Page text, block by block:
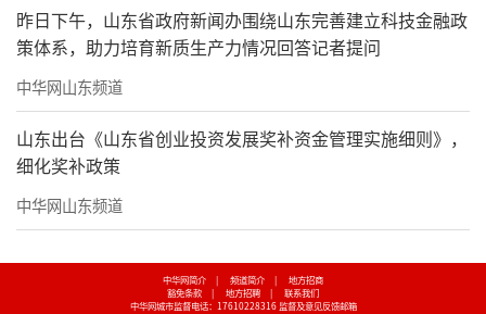
昨日下午，山东省政府新闻办围绕山东完善建立科技金融政
策体系，助力培育新质生产力情况回答记者提问
中华网山东频道
山东出台《山东省创业投资发展奖补资金管理实施细则》，
细化奖补政策
中华网山东频道
中华网简介 | 频道简介 |
地方招商
豁免条款
| 地方招聘 |
联系我们
中华网城市监督电话：17610228316 监督及意见反馈邮箱